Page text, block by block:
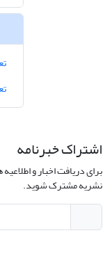
اشتراک خبرنامه
برای دریافت اخبار و
نشریه مشترک شوید.